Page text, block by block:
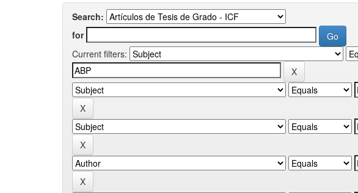
Search:
for
Current filters: